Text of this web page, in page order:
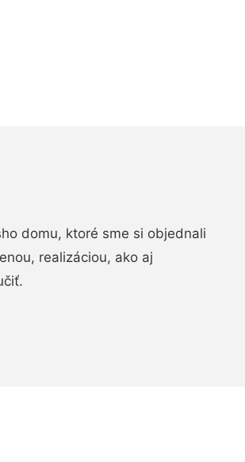
domu, ktoré sme si objednali
realizáciou, ako aj